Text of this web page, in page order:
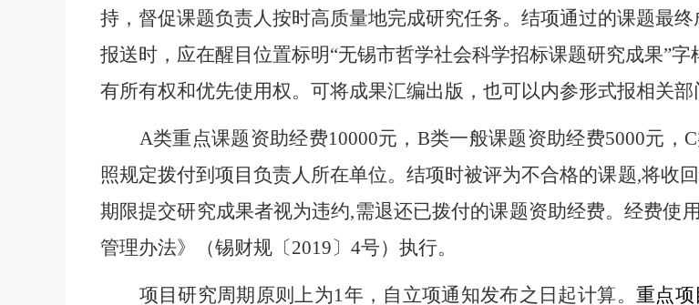
持，督促课题负责人按时高质量地完成研究任务。结项通过的课题最
报送时，应在醒目位置标明“无锡市哲学社会科学招标课题研究成果”字
有所有权和优先使用权。可将成果汇编出版，也可以内参形式报相关部
A类重点课题资助经费10000元， B类一般课题资助经费5000元， C
照规定拨付到项目负责人所在单位。结项时被评为不合格的课题,将收
期限提交研究成果者视为违约,需退还已拨付的课题资助经费。经费使
管理办法》
（锡财规〔2019〕 4号） 执行。
项目研究周期原则上为1年，自立项通知发布之日起计算。 重点